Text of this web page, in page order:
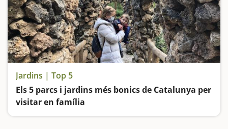
Jardins | Top 5
Els 5 parcs i jardins més bonics de Catalunya per
visitar en família